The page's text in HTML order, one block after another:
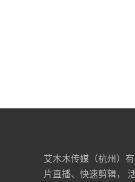
艾木木传媒（杭州）
片直播、快速剪辑，